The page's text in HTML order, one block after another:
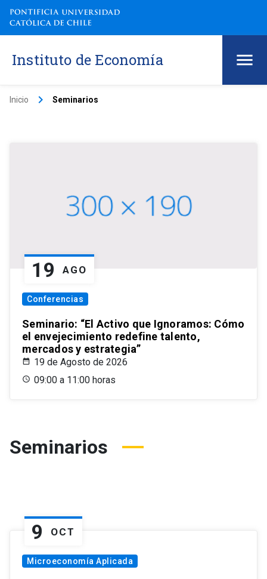
Instituto de Economía
Inicio keyboard_arrow_right Seminarios
19 AGO
Conferencias
Seminario: “El Activo que Ignoramos: Cómo
el envejecimiento redefine talento,
mercados y estrategia”
19 de Agosto de 2026
09:00 a 11:00 horas
Seminarios
9 OCT
Microeconomía Aplicada